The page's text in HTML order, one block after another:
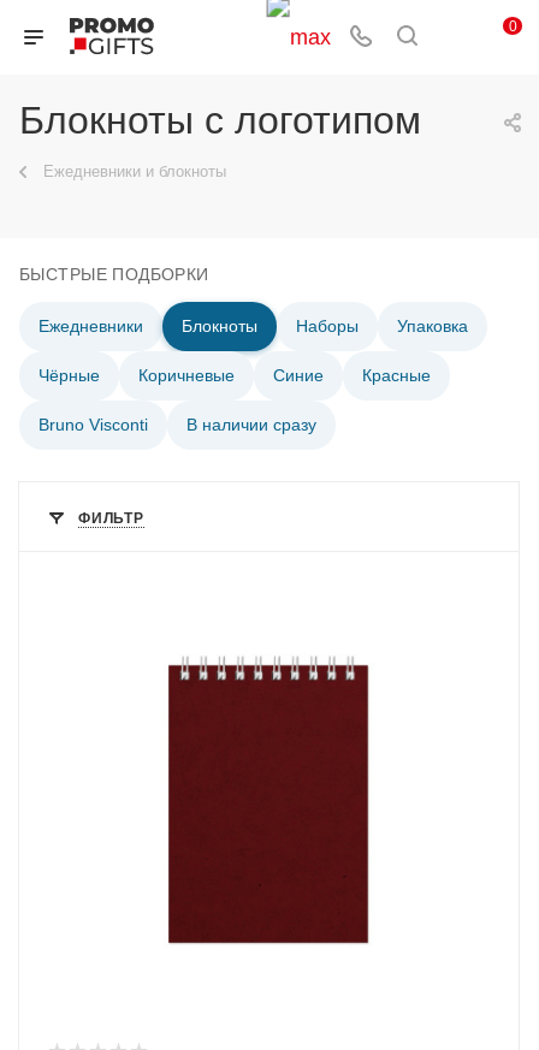
0
Блокноты с логотипом
Ежедневники и блокноты
БЫСТРЫЕ ПОДБОРКИ
Ежедневники Блокноты Наборы Упаковка
Чёрные Коричневые Синие Красные
Bruno Visconti В наличии сразу
ФИЛЬТР